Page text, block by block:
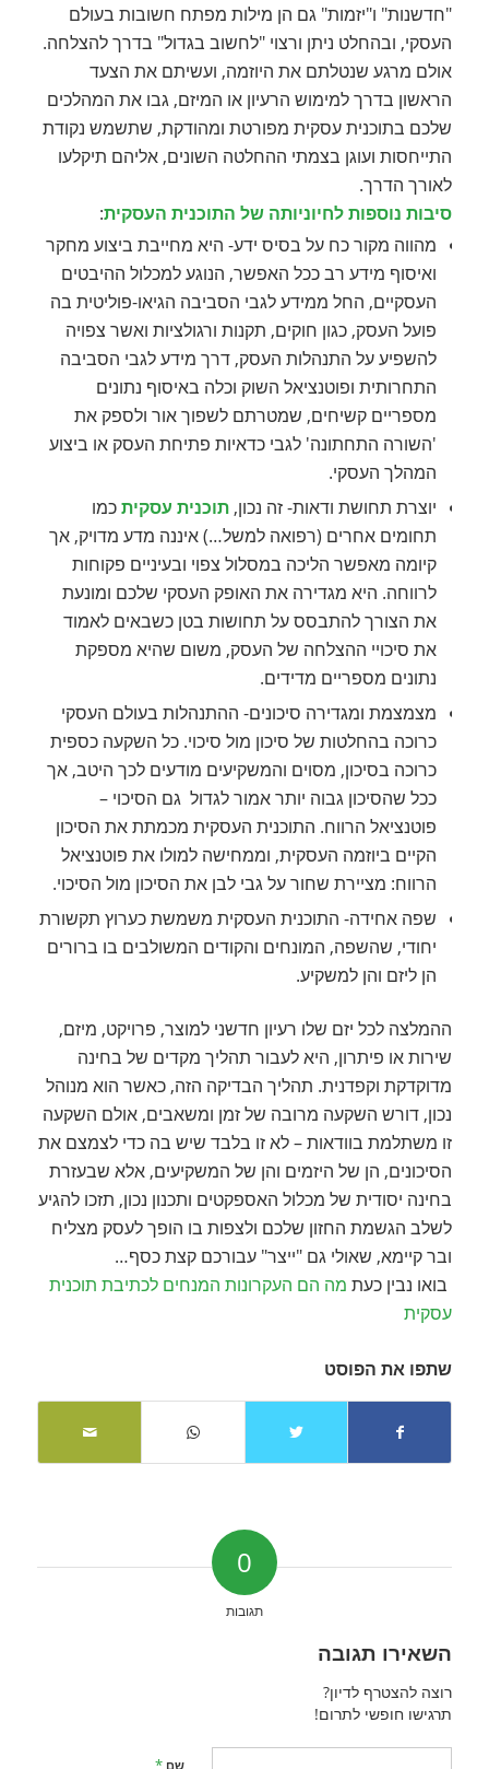
"חדשנות" ו"יזמות" גם הן מילות מפתח חשובות בעולם
העסקי, ובהחלט ניתן ורצוי "לחשוב בגדול" בדרך להצלחה.
אולם מרגע שנטלתם את היוזמה, ועשיתם את הצעד
הראשון בדרך למימוש הרעיון או המיזם, גבו את המהלכים
שלכם בתוכנית עסקית מפורטת ומהודקת, שתשמש נקודת
התייחסות ועוגן בצמתי ההחלטה השונים, אליהם תיקלעו
לאורך הדרך.
סיבות נוספות לחיוניותה של התוכנית העסקית:
מהווה מקור כח על בסיס ידע- היא מחייבת ביצוע מחקר
ואיסוף מידע רב ככל האפשר, הנוגע למכלול ההיבטים
העסקיים, החל ממידע לגבי הסביבה הגיאו-פוליטית בה
פועל העסק, כגון חוקים, תקנות ורגולציות ואשר צפויה
להשפיע על התנהלות העסק, דרך מידע לגבי הסביבה
התחרותית ופוטנציאל השוק וכלה באיסוף נתונים
מספריים קשיחים, שמטרתם לשפוך אור ולספק את
'השורה התחתונה' לגבי כדאיות פתיחת העסק או ביצוע
המהלך העסקי.
יוצרת תחושת ודאות- זה נכון, תוכנית עסקיתכמו
תחומים אחרים (רפואה למשל…) איננה מדע מדויק, אך
קיומה מאפשר הליכה במסלול צפוי ובעיניים פקוחות
לרווחה. היא מגדירה את האופק העסקי שלכם ומונעת
את הצורך להתבסס על תחושות בטן כשבאים לאמוד
את סיכויי ההצלחה של העסק, משום שהיא מספקת
נתונים מספריים מדידים.
מצמצמת ומגדירה סיכונים- ההתנהלות בעולם העסקי
כרוכה בהחלטות של סיכון מול סיכוי. כל השקעה כספית
כרוכה בסיכון, מסוים והמשקיעים מודעים לכך היטב, אך
ככל שהסיכון גבוה יותר אמור לגדול גם הסיכוי –
פוטנציאל הרווח. התוכנית העסקית מכמתת את הסיכון
הקיים ביוזמה העסקית, וממחישה למולו את פוטנציאל
הרווח: מציירת שחור על גבי לבן את הסיכון מול הסיכוי.
שפה אחידה- התוכנית העסקית משמשת כערוץ תקשורת
יחודי, שהשפה, המונחים והקודים המשולבים בו ברורים
הן ליזם והן למשקיע.
ההמלצה לכל יזם שלו רעיון חדשני למוצר, פרויקט, מיזם,
שירות או פיתרון, היא לעבור תהליך מקדים של בחינה
מדוקדקת וקפדנית. תהליך הבדיקה הזה, כאשר הוא מנוהל
נכון, דורש השקעה מרובה של זמן ומשאבים, אולם השקעה
זו משתלמת בוודאות – לא זו בלבד שיש בה כדי לצמצם את
הסיכונים, הן של היזמים והן של המשקיעים, אלא שבעזרת
בחינה יסודית של מכלול האספקטים ותכנון נכון, תזכו להגיע
לשלב הגשמת החזון שלכם ולצפות בו הופך לעסק מצליח
ובר קיימא, שאולי גם "ייצר" עבורכם קצת כסף…
בואו נבין כעת מה הם העקרונות המנחים לכתיבת תוכנית
עסקית
שתפו את הפוסט
0
תגובות
השאירו תגובה
רוצה להצטרף לדיון?
תרגישו חופשי לתרום!
שם *